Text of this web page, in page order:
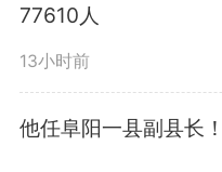
77610人
13小时前
他任阜阳一县副县长！